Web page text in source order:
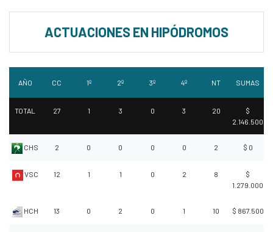
ACTUACIONES EN HIPÓDROMOS
AÑO CC 1º 2º 3º 4º NT SUMAS
TOTAL 27 1 3 0 3 20
$
2.146.500
CHS 2 0 0 0 0 2 $ 0
VSC 12 1 1 0 2 8
$
1.279.000
HCH 13 0 2 0 1 10 $ 867.500